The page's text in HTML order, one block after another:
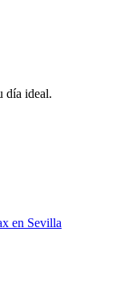
día ideal.
en Sevilla